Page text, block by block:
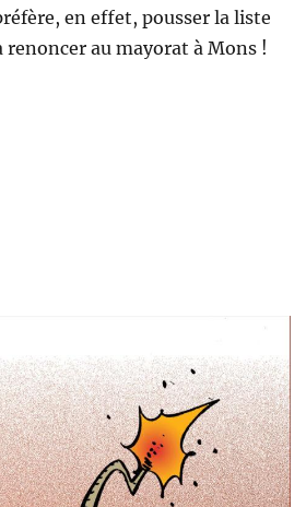
en effet, pousser la liste
au mayorat à Mons !